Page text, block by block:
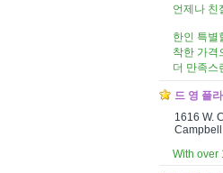
언제나 친
한인 특별
착한 가격
더 만족스
드 영 플
1616 W.
With over